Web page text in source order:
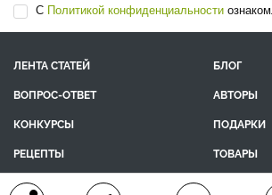
С Политикой конфиденциальности
ЛЕНТА СТАТЕЙ
БЛОГ
ВОПРОС-ОТВЕТ
АВТОРЫ
КОНКУРСЫ
ПОДАРКИ
РЕЦЕПТЫ
ТОВАРЫ
ПОМОЩЬ